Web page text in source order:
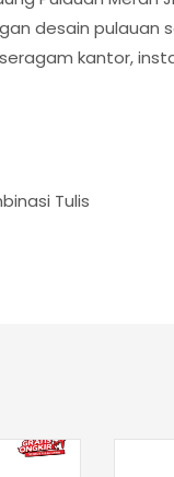
desain
kantor,
Tulis